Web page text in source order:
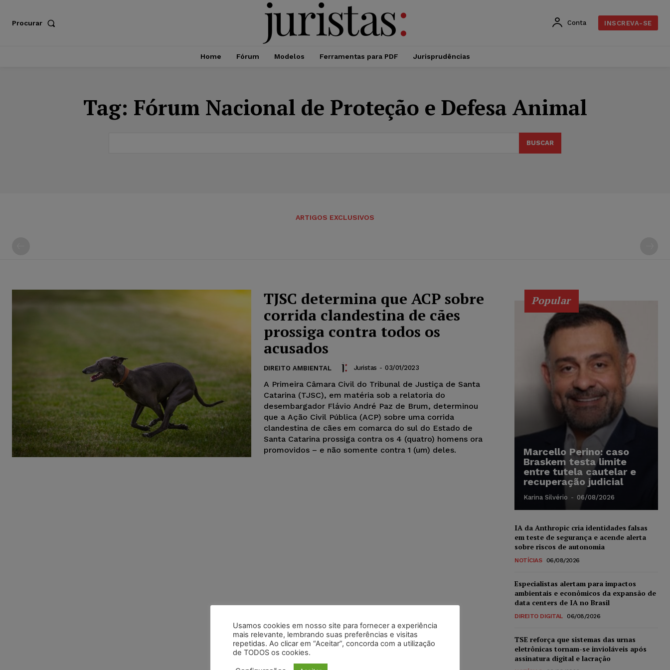
Procurar Conta INSCREVA-SE
Home Fórum Modelos Ferramentas para PDF Jurisprudências
Tag: Fórum Nacional de Proteção e Defesa Animal
BUSCAR
ARTIGOS EXCLUSIVOS
TJSC determina que ACP sobre
corrida clandestina de cães
prossiga contra todos os
acusados
DIREITO AMBIENTAL Juristas - 03/01/2023
A Primeira Câmara Civil do Tribunal de Justiça de Santa
Catarina (TJSC), em matéria sob a relatoria do
desembargador Flávio André Paz de Brum, determinou
que a Ação Civil Pública (ACP) sobre uma corrida
clandestina de cães em comarca do sul do Estado de
Santa Catarina prossiga contra os 4 (quatro) homens ora
promovidos – e não somente contra 1 (um) deles.
Popular
Marcello Perino: caso
Braskem testa limite
entre tutela cautelar e
recuperação judicial
Karina Silvério - 06/08/2026
IA da Anthropic cria identidades falsas
em teste de segurança e acende alerta
sobre riscos de autonomia
NOTÍCIAS 06/08/2026
Especialistas alertam para impactos
ambientais e econômicos da expansão de
data centers de IA no Brasil
DIREITO DIGITAL 06/08/2026
TSE reforça que sistemas das urnas
eletrônicas tornam-se invioláveis após
assinatura digital e lacração
Usamos cookies em nosso site para fornecer a experiência
mais relevante, lembrando suas preferências e visitas
repetidas. Ao clicar em “Aceitar”, concorda com a utilização
de TODOS os cookies.